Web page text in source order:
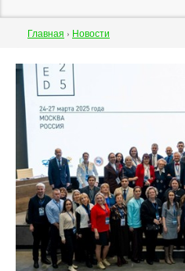
Строка
навигации
Главная › Новости
Back
to
top